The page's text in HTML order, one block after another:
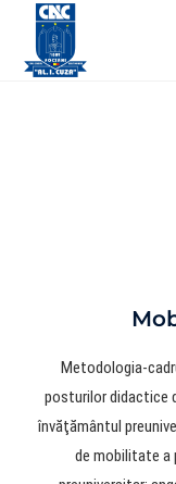
Metodologia-
posturilor didactice
învăţământul
de mobilitate a